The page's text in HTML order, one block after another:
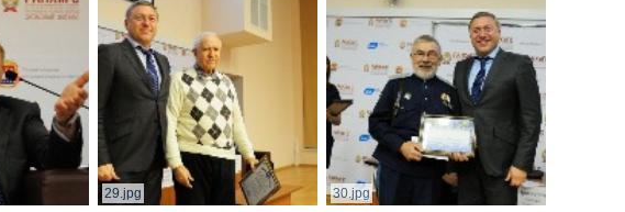
29.jpg 30.jpg